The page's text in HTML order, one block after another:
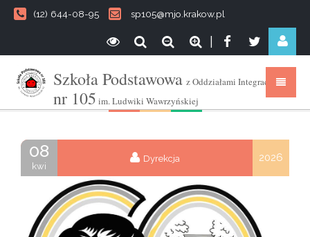
(12) 644-08-95 sp105@mjo.krakow.pl
Szkoła Podstawowa z Oddziałami Integracyjnymi
nr 105 im. Ludwiki Wawrzyńskiej
08
kwi
Dyrekcja 2026